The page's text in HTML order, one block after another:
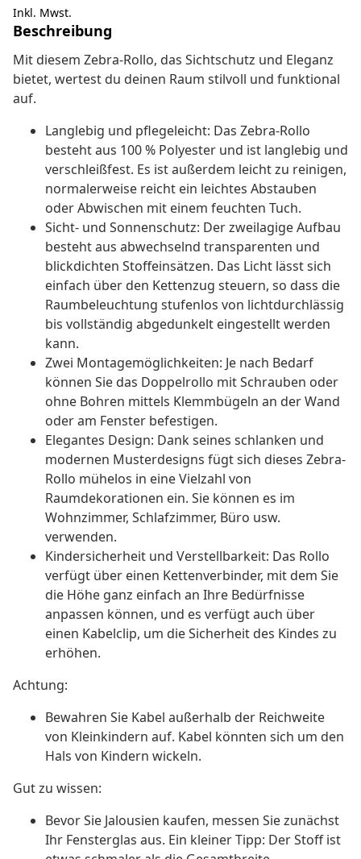
Inkl. Mwst.
Beschreibung
Mit diesem Zebra-Rollo, das Sichtschutz und Eleganz
bietet, wertest du deinen Raum stilvoll und funktional
auf.
Langlebig und pflegeleicht: Das Zebra-Rollo
besteht aus 100 % Polyester und ist langlebig und
verschleißfest. Es ist außerdem leicht zu reinigen,
normalerweise reicht ein leichtes Abstauben
oder Abwischen mit einem feuchten Tuch.
Sicht- und Sonnenschutz: Der zweilagige Aufbau
besteht aus abwechselnd transparenten und
blickdichten Stoffeinsätzen. Das Licht lässt sich
einfach über den Kettenzug steuern, so dass die
Raumbeleuchtung stufenlos von lichtdurchlässig
bis vollständig abgedunkelt eingestellt werden
kann.
Zwei Montagemöglichkeiten: Je nach Bedarf
können Sie das Doppelrollo mit Schrauben oder
ohne Bohren mittels Klemmbügeln an der Wand
oder am Fenster befestigen.
Elegantes Design: Dank seines schlanken und
modernen Musterdesigns fügt sich dieses Zebra-
Rollo mühelos in eine Vielzahl von
Raumdekorationen ein. Sie können es im
Wohnzimmer, Schlafzimmer, Büro usw.
verwenden.
Kindersicherheit und Verstellbarkeit: Das Rollo
verfügt über einen Kettenverbinder, mit dem Sie
die Höhe ganz einfach an Ihre Bedürfnisse
anpassen können, und es verfügt auch über
einen Kabelclip, um die Sicherheit des Kindes zu
erhöhen.
Achtung:
Bewahren Sie Kabel außerhalb der Reichweite
von Kleinkindern auf. Kabel könnten sich um den
Hals von Kindern wickeln.
Gut zu wissen:
Bevor Sie Jalousien kaufen, messen Sie zunächst
Ihr Fensterglas aus. Ein kleiner Tipp: Der Stoff ist